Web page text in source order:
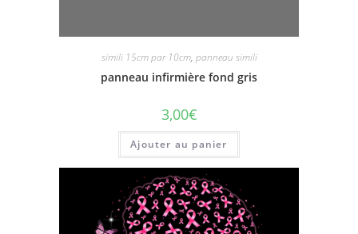
simili 15cm par 10cm, panneau simili
panneau infirmière fond gris
3,00€
Ajouter au panier